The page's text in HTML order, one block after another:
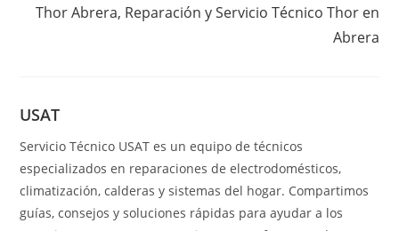
Thor Abrera, Reparación y Servicio Técnico Thor en
Abrera
USAT
Servicio Técnico USAT es un equipo de técnicos
especializados en reparaciones de electrodomésticos,
climatización, calderas y sistemas del hogar. Compartimos
guías, consejos y soluciones rápidas para ayudar a los